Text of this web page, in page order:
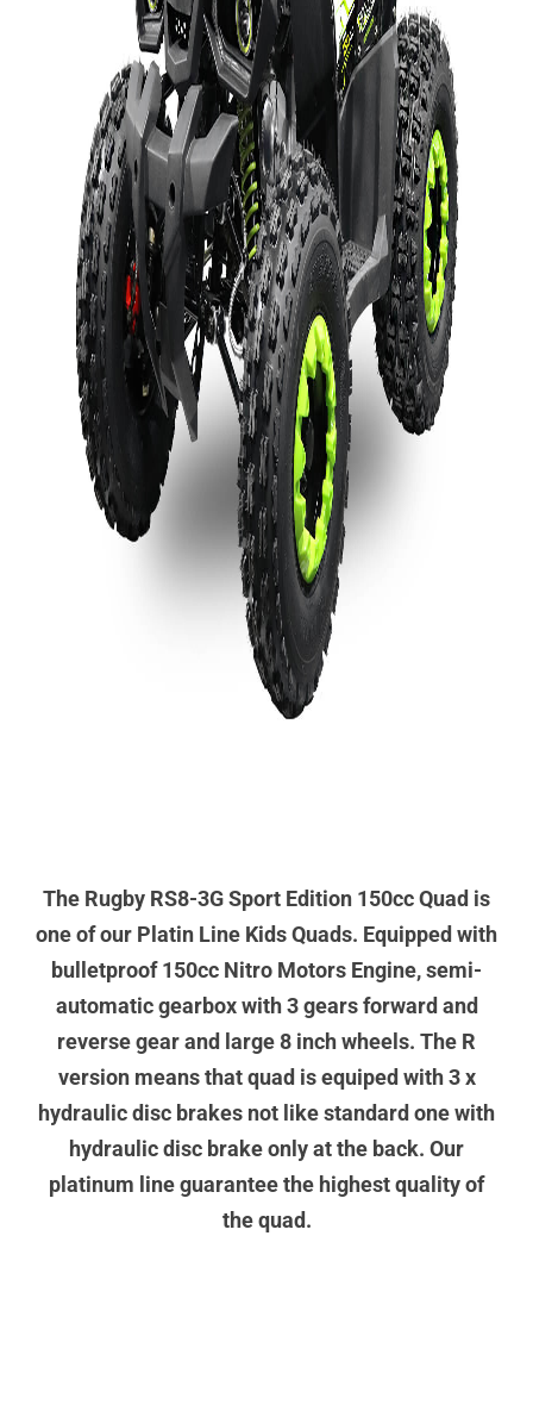
The Rugby RS8-3G Sport Edition 150cc Quad is
one of our Platin Line Kids Quads. Equipped with
bulletproof 150cc Nitro Motors Engine, semi-
automatic gearbox with 3 gears forward and
reverse gear and large 8 inch wheels. The R
version means that quad is equiped with 3 x
hydraulic disc brakes not like standard one with
hydraulic disc brake only at the back. Our
platinum line guarantee the highest quality of
the quad.